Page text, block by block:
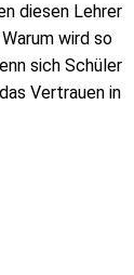
diesen Lehrer
wird so
sich Schüler
Vertrauen in